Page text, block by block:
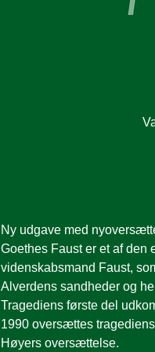
Ny udgave med
Goethes Faust er et af
videnskabsmand Faust,
Alverdens sandheder og
Tragediens første del
1990 oversættes
Høyers oversættelse.